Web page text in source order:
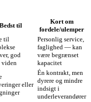
Bedst til
Kort om
fordele/ulemper
til
god
Personlig service,
faglighed — kan
være begrænset
kapacitet
eller
Én kontrakt, men
dyrere og mindre
indsigt i
underleverandører